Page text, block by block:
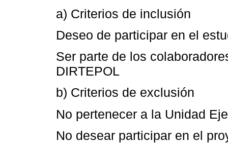
a) Criterios de inclusión
Deseo de participar en el
Ser parte de los
DIRTEPOL
b) Criterios de exclusión
No pertenecer a la Unidad
No desear participar en el